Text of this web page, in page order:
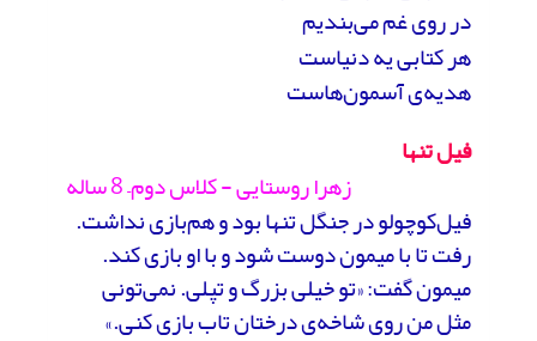
در روی غم می‌بندیم
هر کتابی یه دنیاست
هدیه‌ی آسمون‌هاست
فیل تنها
زهرا روستایی - کلاس دوم– 8 ساله
فیل‌کوچولو در جنگل تنها بود و هم‌بازی نداشت.
رفت تا با میمون دوست شود و با او بازی کند.
میمون گفت: «تو خیلی بزرگ و تپلی. نمی‌تونی
مثل من روی شاخه‌ی درختان تاب بازی کنی.»